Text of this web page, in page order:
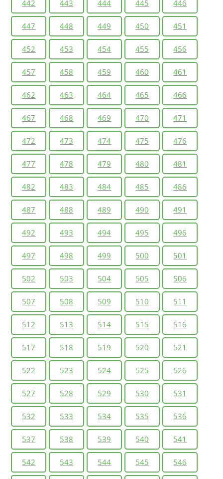
442 443 444 445 446
447 448 449 450 451
452 453 454 455 456
457 458 459 460 461
462 463 464 465 466
467 468 469 470 471
472 473 474 475 476
477 478 479 480 481
482 483 484 485 486
487 488 489 490 491
492 493 494 495 496
497 498 499 500 501
502 503 504 505 506
507 508 509 510 511
512 513 514 515 516
517 518 519 520 521
522 523 524 525 526
527 528 529 530 531
532 533 534 535 536
537 538 539 540 541
542 543 544 545 546